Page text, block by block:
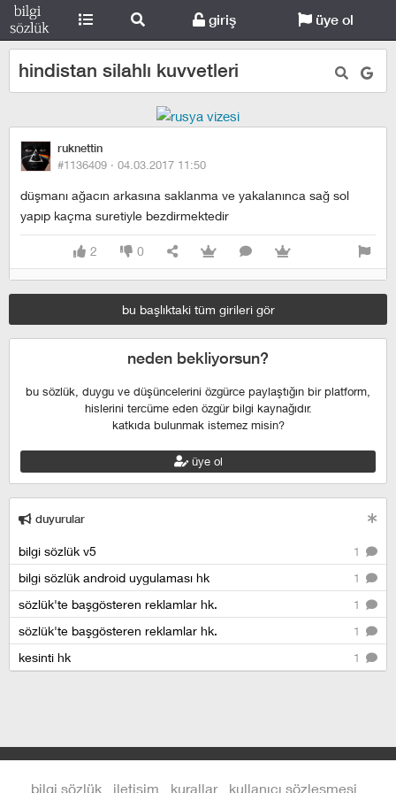
giriş üye ol
hindistan silahlı kuvvetleri
ruknettin
#1136409 · 04.03.2017 11:50
düşmanı ağacın arkasına saklanma ve yakalanınca sağ sol
yapıp kaçma suretiyle bezdirmektedir
2 0
bu başlıktaki tüm girileri gör
neden bekliyorsun?
bu sözlük, duygu ve düşüncelerini özgürce paylaştığın bir platform,
hislerini tercüme eden özgür bilgi kaynağıdır.
katkıda bulunmak istemez misin?
üye ol
duyurular
1
bilgi sözlük v5
1
bilgi sözlük android uygulaması hk
1
sözlük'te başgösteren reklamlar hk.
1
sözlük'te başgösteren reklamlar hk.
1
kesinti hk
bilgi sözlük iletişim kurallar kullanıcı sözleşmesi